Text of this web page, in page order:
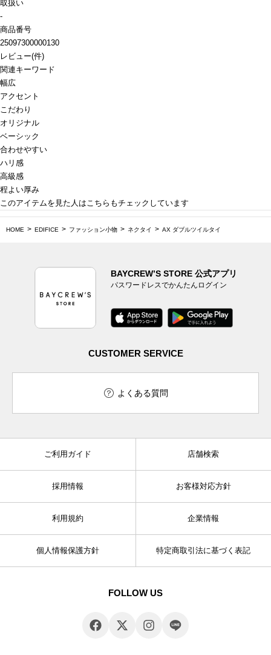
取扱い
-
商品番号
25097300000130
レビュー(件)
関連キーワード
幅広
アクセント
こだわり
オリジナル
ベーシック
合わせやすい
ハリ感
高級感
程よい厚み
このアイテムを見た人はこちらもチェックしています
HOME EDIFICE ファッション小物 ネクタイ AX ダブルツイルタイ
BAYCREW’S STORE 公式アプリ
パスワードレスでかんたんログイン
CUSTOMER SERVICE
よくある質問
ご利用ガイド 店舗検索
採用情報 お客様対応方針
利用規約 企業情報
個人情報保護方針 特定商取引法に基づく表記
FOLLOW US